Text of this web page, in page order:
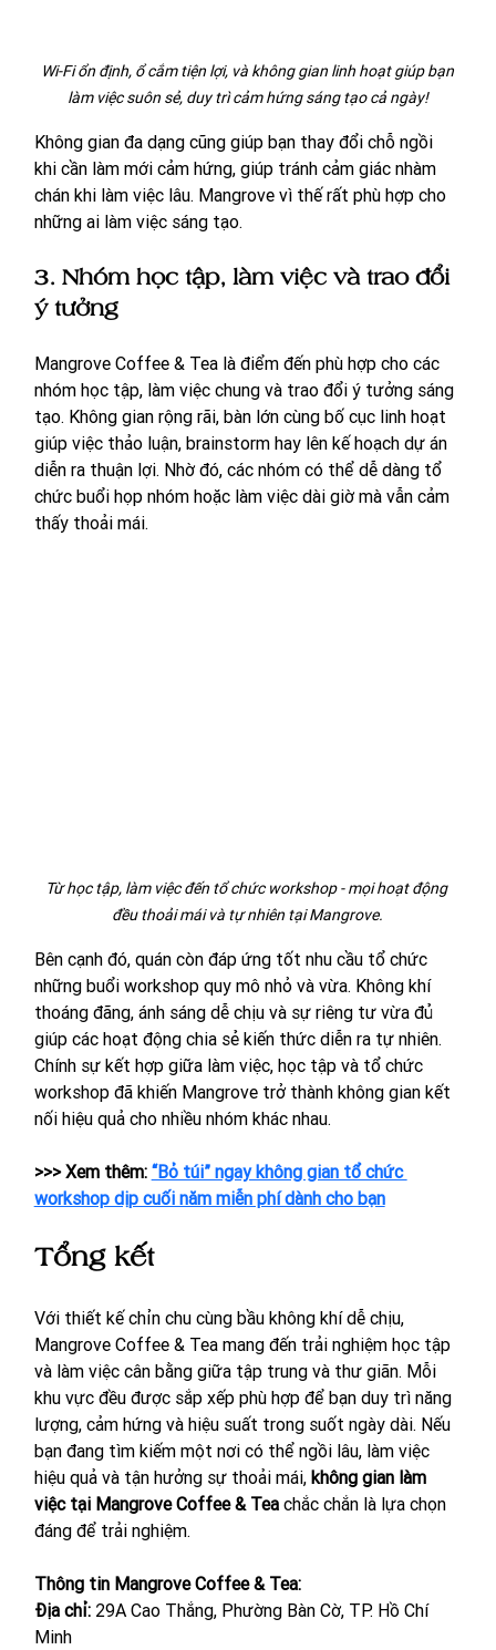
làm việc suôn sẻ, duy trì cảm hứng sáng tạo cả ngày!
Không gian đa dạng cũng giúp bạn thay đổi chỗ ngồi
khi cần làm mới cảm hứng, giúp tránh cảm giác nhàm
chán khi làm việc lâu. Mangrove vì thế rất phù hợp cho
những ai làm việc sáng tạo.
3. Nhóm học tập, làm việc và trao đổi
ý tưởng
Mangrove Coffee & Tea là điểm đến phù hợp cho các
nhóm học tập, làm việc chung và trao đổi ý tưởng sáng
tạo. Không gian rộng rãi, bàn lớn cùng bố cục linh hoạt
giúp việc thảo luận, brainstorm hay lên kế hoạch dự án
diễn ra thuận lợi. Nhờ đó, các nhóm có thể dễ dàng tổ
chức buổi họp nhóm hoặc làm việc dài giờ mà vẫn cảm
thấy thoải mái.
Từ học tập, làm việc đến tổ chức workshop - mọi hoạt động
đều thoải mái và tự nhiên tại Mangrove.
Bên cạnh đó, quán còn đáp ứng tốt nhu cầu tổ chức
những buổi workshop quy mô nhỏ và vừa. Không khí
thoáng đãng, ánh sáng dễ chịu và sự riêng tư vừa đủ
giúp các hoạt động chia sẻ kiến thức diễn ra tự nhiên.
Chính sự kết hợp giữa làm việc, học tập và tổ chức
workshop đã khiến Mangrove trở thành không gian kết
nối hiệu quả cho nhiều nhóm khác nhau.
>>> Xem thêm: “Bỏ túi” ngay không gian tổ chức
workshop dịp cuối năm miễn phí dành cho bạn
Tổng kết
Với thiết kế chỉn chu cùng bầu không khí dễ chịu,
Mangrove Coffee & Tea mang đến trải nghiệm học tập
và làm việc cân bằng giữa tập trung và thư giãn. Mỗi
khu vực đều được sắp xếp phù hợp để bạn duy trì năng
lượng, cảm hứng và hiệu suất trong suốt ngày dài. Nếu
bạn đang tìm kiếm một nơi có thể ngồi lâu, làm việc
hiệu quả và tận hưởng sự thoải mái, không gian làm
việc tại Mangrove Coffee & Tea chắc chắn là lựa chọn
đáng để trải nghiệm.
Thông tin Mangrove Coffee & Tea:
Địa chỉ: 29A Cao Thắng, Phường Bàn Cờ, TP. Hồ Chí
Minh